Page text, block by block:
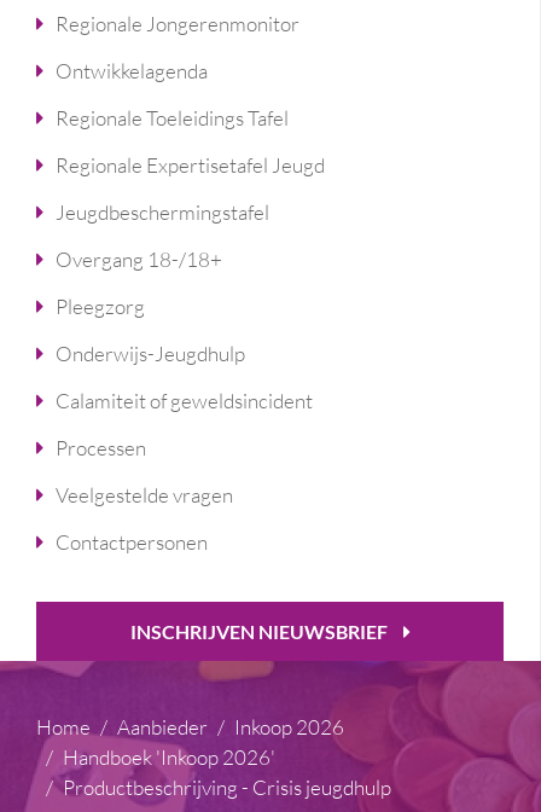
Regionale Jongerenmonitor
Ontwikkelagenda
Regionale Toeleidings Tafel
Regionale Expertisetafel Jeugd
Jeugdbeschermingstafel
Overgang 18-/18+
Pleegzorg
Onderwijs-Jeugdhulp
Calamiteit of geweldsincident
Processen
Veelgestelde vragen
Contactpersonen
INSCHRIJVEN NIEUWSBRIEF
Home Aanbieder
Inkoop 2026
Handboek 'Inkoop 2026'
Productbeschrijving - Crisis jeugdhulp